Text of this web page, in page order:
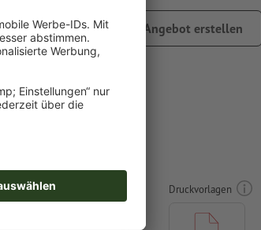
inkl. 20% MwSt.
€ 57,89 Angebot erstellen
70 x 60 cm
cm
Druckvorlagen